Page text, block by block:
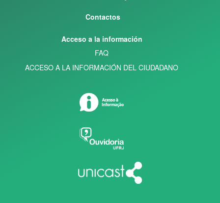
Contactos
Acceso a la información
FAQ
ACCESO A LA INFORMACIÓN DEL CIUDADANO